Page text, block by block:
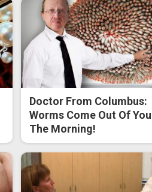
Doctor From Columbus:
Worms Come Out Of
The Morning!